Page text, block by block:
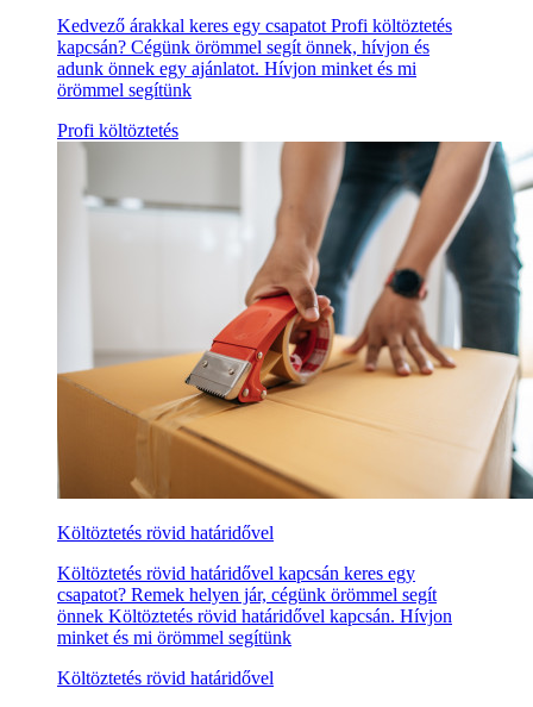
Kedvező árakkal keres egy csapatot Profi költöztetés
kapcsán? Cégünk örömmel segít önnek, hívjon és
adunk önnek egy ajánlatot. Hívjon minket és mi
örömmel segítünk
Profi költöztetés
Költöztetés rövid határidővel
Költöztetés rövid határidővel kapcsán keres egy
csapatot? Remek helyen jár, cégünk örömmel segít
önnek Költöztetés rövid határidővel kapcsán. Hívjon
minket és mi örömmel segítünk
Költöztetés rövid határidővel